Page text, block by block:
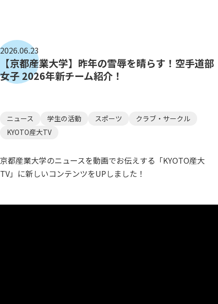
2026.06.23
【京都産業大学】昨年の雪辱を晴らす！空手道部
女子 2026年新チーム紹介！
ニュース 学生の活動 スポーツ
クラブ・サークル
KYOTO産大TV
京都産業大学のニュースを動画でお伝えする「KYOTO産大
TV」に新しいコンテンツをUPしました！